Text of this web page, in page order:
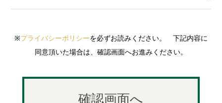
※プライバシーポリシーを必ずお読みください。 下記内容に
同意頂いた場合は、確認画面へお進みください。